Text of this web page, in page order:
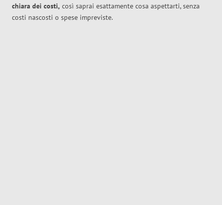
chiara dei costi, così saprai esattamente cosa aspettarti, senza
costi nascosti o spese impreviste.